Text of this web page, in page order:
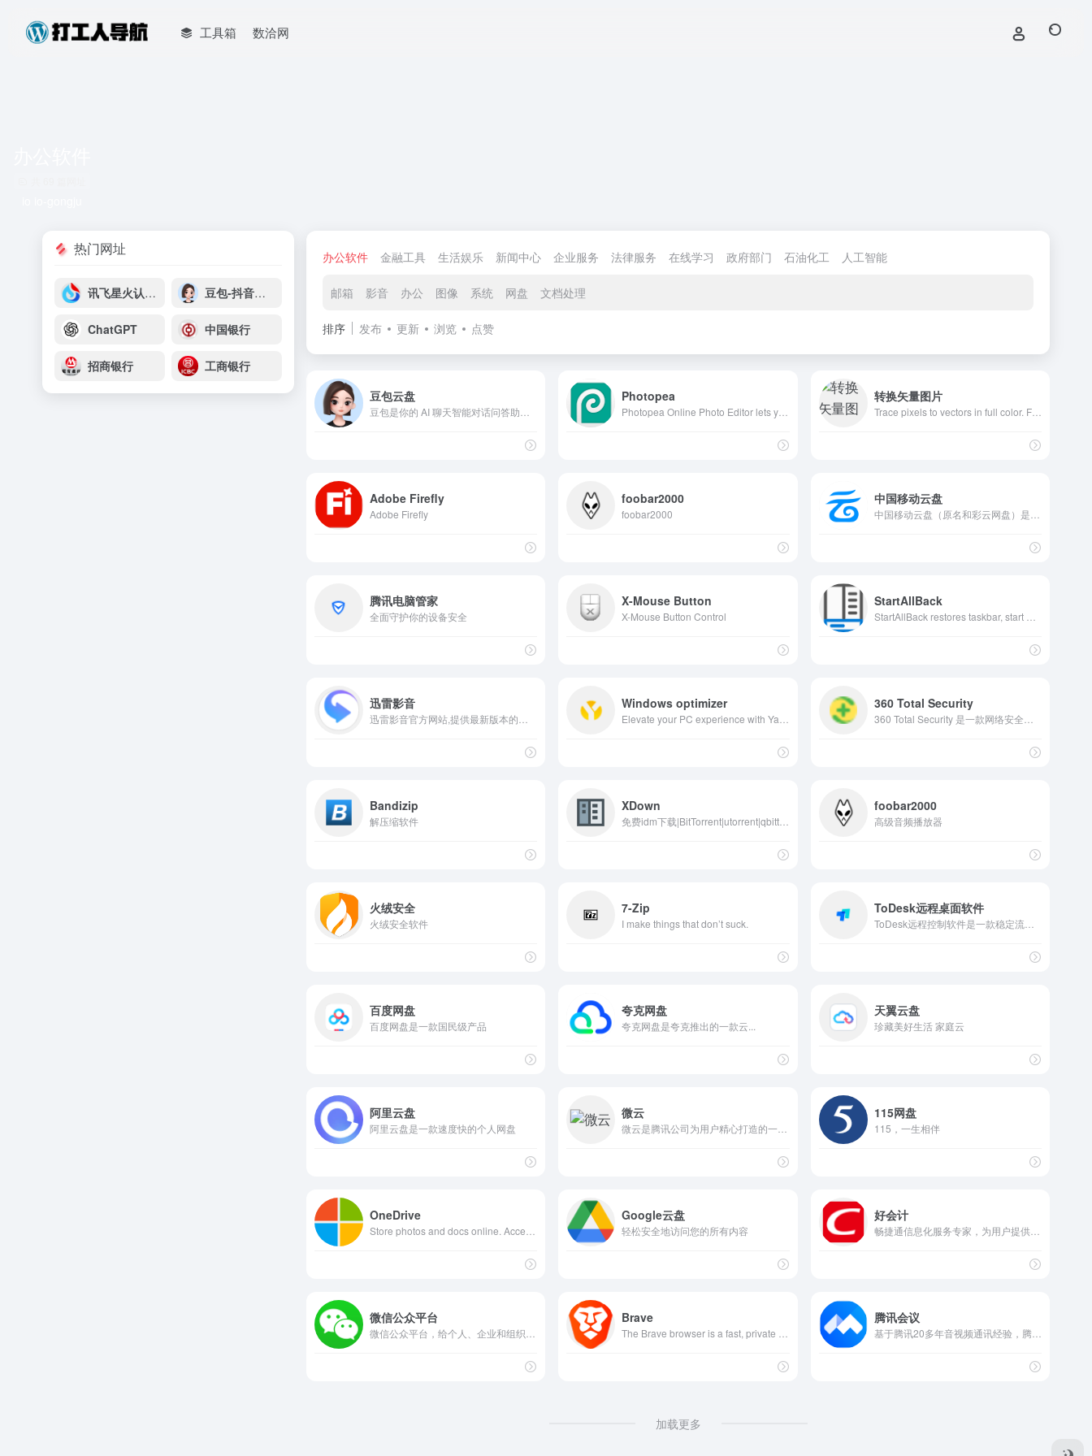
工具箱 数洽网
办公软件 金融工具 生活娱乐 新闻中心 企业服务 法律服务 在线学习 政府部门 石油化工 人工智能
邮箱 影音 办公 图像 系统 网盘 文档处理
排序 发布 更新 浏览 点赞
豆包云盘 Photopea 转换矢量图片
Trace pixels to vectors in full color. Fully automatically. Using AI.
Adobe Firefly
Adobe Firefly
foobar2000
foobar2000
中国移动云盘
腾讯电脑管家
全面守护你的设备安全
X-Mouse Button
X-Mouse Button Control
StartAllBack
迅雷影音 Windows optimizer 360 Total Security
Bandizip
解压缩软件
XDown foobar2000
高级音频播放器
火绒安全
火绒安全软件
7-Zip
I make things that don’t suck.
ToDesk远程桌面软件
百度网盘
百度网盘是一款国民级产品
夸克网盘
夸克网盘是夸克推出的一款云...
天翼云盘
珍藏美好生活 家庭云
阿里云盘
阿里云盘是一款速度快的个人网盘
微云 115网盘
115，一生相伴
OneDrive Google云盘
轻松安全地访问您的所有内容
好会计
畅捷通信息化服务专家，为用户提供在线财务软件,云进销存管理软件,移动办公软件，帮助小微企业人、财、货、客的管理，全面服务小微企业并提供社交化、个性化、服务化、小量化的生意管理支持。
微信公众平台 Brave 腾讯会议
基于腾讯20多年音视频通讯经验，腾讯会议提供一站式音视频会议解决方案，让您能随时随地体验高清流畅的会议以及会议协作。
加载更多
热门网址
讯飞星火认知大模型 豆包-抖音云雀平台
ChatGPT 中国银行
招商银行 工商银行